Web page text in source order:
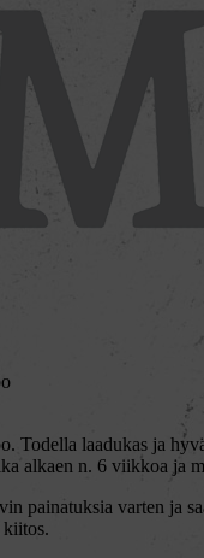
Todella laadukas ja
alkaen n. 6 viikkoa ja
painatuksia varten ja
kiitos.